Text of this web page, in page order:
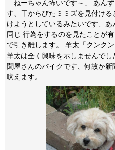
「ねーちゃん怖いです～」 あん
す、干からびたミミズを見付け
けようとしているみたいです、
同じ 行為をするのを見たことが
で引き離します。 羊太「クンク
羊太は全く興味を示しませんで
聞屋さんのバイクです、何故か
吠えます。